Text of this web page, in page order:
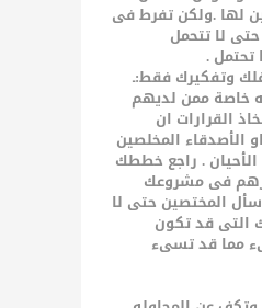
لها .ولكن تفرط فى
لا تتحمل
تحتمل .
خاصة ممن لديهم
القرارات ان
الأصدقاء المخلصين
. راجع خططك
فى مشروعك
المختصين حتى لا
التى قد تكون
مما قد تسىء